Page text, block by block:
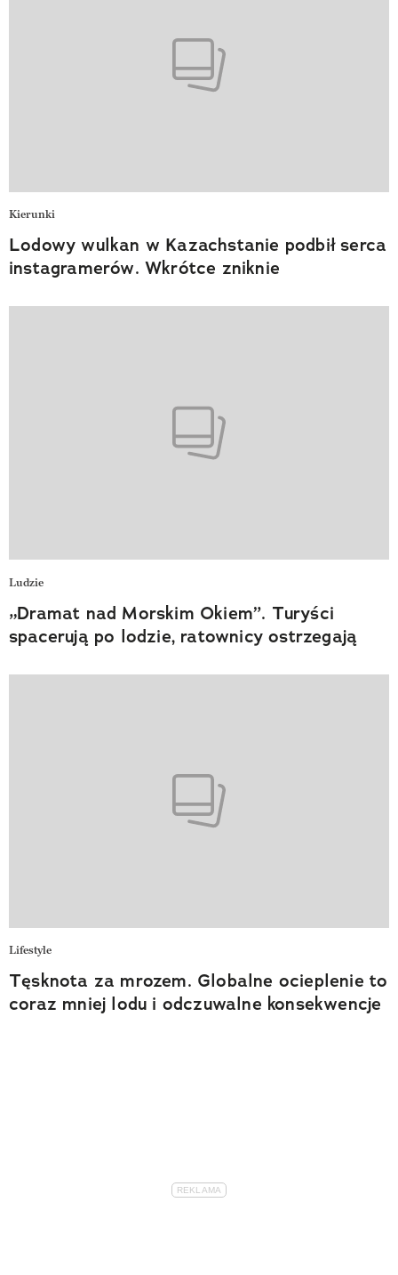
Kierunki
Lodowy wulkan w Kazachstanie podbił serca
instagramerów. Wkrótce zniknie
Ludzie
„Dramat nad Morskim Okiem”. Turyści
spacerują po lodzie, ratownicy ostrzegają
Lifestyle
Tęsknota za mrozem. Globalne ocieplenie to
coraz mniej lodu i odczuwalne konsekwencje